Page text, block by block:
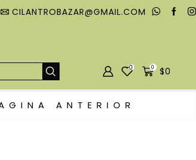
CILANTROBAZAR@GMAIL.COM
0 0 $0
ANTERIOR